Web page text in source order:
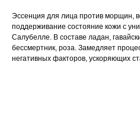
Эссенция для лица против морщин,
поддерживание состояние кожи с
Салубелле. В составе ладан,
бессмертник, роза. Замедляет
негативных факторов, ускоряющих